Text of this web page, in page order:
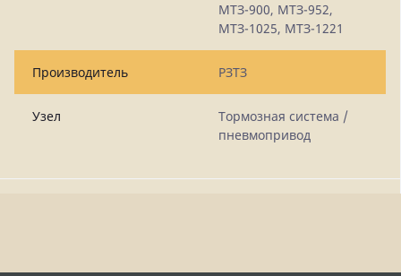
МТЗ-900, МТЗ-952,
МТЗ-1025, МТЗ-1221
Производитель РЗТЗ
Узел
Тормозная система /
пневмопривод